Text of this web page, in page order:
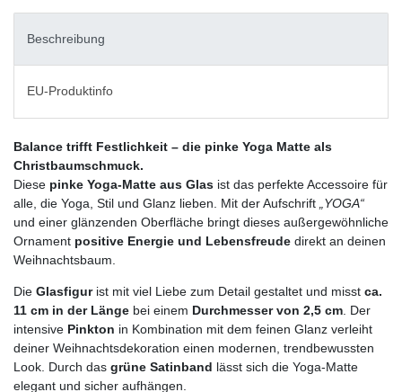
Beschreibung
EU-Produktinfo
Balance trifft Festlichkeit – die pinke Yoga Matte als
Christbaumschmuck.
Diese pinke Yoga-Matte aus Glas ist das perfekte Accessoire für
alle, die Yoga, Stil und Glanz lieben. Mit der Aufschrift
„YOGA“
und einer glänzenden Oberfläche bringt dieses außergewöhnliche
Ornament positive Energie und Lebensfreude direkt an deinen
Weihnachtsbaum.
Die Glasfigurist mit viel Liebe zum Detail gestaltet und misst ca.
11 cm in der Länge bei einem Durchmesser von 2,5 cm . Der
intensive Pinkton in Kombination mit dem feinen Glanz verleiht
deiner Weihnachtsdekoration einen modernen, trendbewussten
Look. Durch das grüne Satinband lässt sich die Yoga-Matte
elegant und sicher aufhängen.